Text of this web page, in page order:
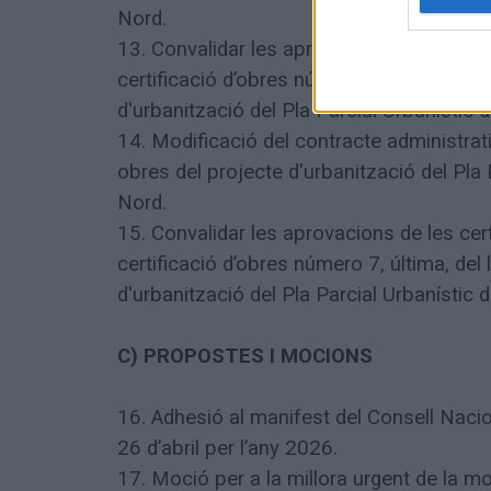
Nord.
13. Convalidar les aprovacions de les
certificació d’obres número 21, última,
d'urbanització del Pla Parcial Urbanístic
14. Modificació del contracte
obres del projecte d'urbanització del
Nord.
15. Convalidar les aprovacions de les
certificació d’obres número 7, última,
d'urbanització del Pla Parcial Urbanístic
C) PROPOSTES I MOCIONS
16. Adhesió al manifest del Consell
26 d’abril per l’any 2026.
17. Moció per a la millora urgent de la